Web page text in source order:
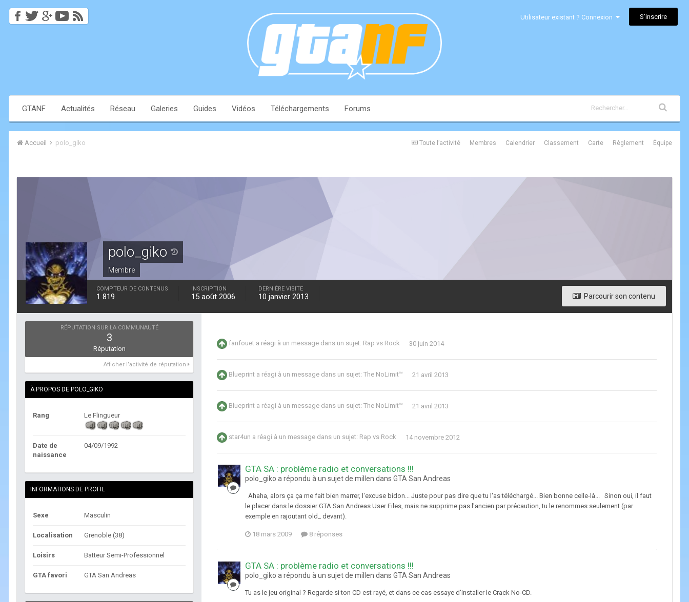
Utilisateur existant ? Connexion S’inscrire
GTANF Actualités Réseau Galeries Guides Vidéos Téléchargements Forums
Toute l’activité Membres Calendrier Classement Carte Règlement Équipe
Accueil polo_giko
polo_giko
Membre
Parcourir son contenu
COMPTEUR DE CONTENUS
1 819
INSCRIPTION
15 août 2006
DERNIÈRE VISITE
10 janvier 2013
RÉPUTATION SUR LA COMMUNAUTÉ
3
Réputation
Afficher l’activité de réputation
À PROPOS DE POLO_GIKO
Rang Le Flingueur
Date de
naissance
04/09/1992
INFORMATIONS DE PROFIL
Sexe Masculin
Localisation Grenoble (38)
Loisirs Batteur Semi-Professionnel
GTA favori GTA San Andreas
fanfouet a réagi à un message dans un sujet: Rap vs Rock 30 juin 2014
Blueprint a réagi à un message dans un sujet: The NoLimit™ 21 avril 2013
Blueprint a réagi à un message dans un sujet: The NoLimit™ 21 avril 2013
star4un a réagi à un message dans un sujet: Rap vs Rock 14 novembre 2012
GTA SA : problème radio et conversations !!!
polo_giko a répondu à un sujet de millen dans GTA San Andreas
Ahaha, alors ça ça me fait bien marrer, l'excuse bidon... Juste pour pas dire que tu l'as téléchargé... Bien bonne celle-là... Sinon oui, il faut
le placer dans le dossier GTA San Andreas User Files, mais ne supprime pas l'ancien par précaution, tu le renommes seulement (par
exemple en rajoutant old_ devant).
18 mars 2009 8 réponses
GTA SA : problème radio et conversations !!!
polo_giko a répondu à un sujet de millen dans GTA San Andreas
Tu as le jeu original ? Regarde si ton CD est rayé, et dans ce cas essaye d'installer le Crack No-CD.